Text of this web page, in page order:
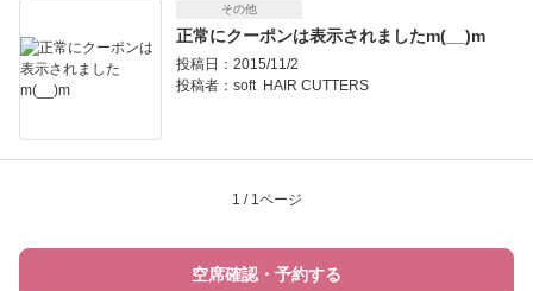
その他
正常にクーポンは表示されましたm(__)m
投稿日：2015/11/2
投稿者： soft HAIR CUTTERS
1 / 1ページ
空席確認・予約する